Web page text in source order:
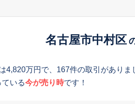
名古屋市中村区
4,820万円で、167件の取引がありま
いる今が売り時です！